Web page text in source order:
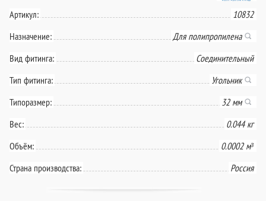
Артикул:
10832
Назначение:
Для полипропилена
Вид фитинга:
Соединительный
Тип фитинга:
Угольник
Типоразмер:
32 мм
Вес:
0.044 кг
Объём:
0.0002 м³
Страна производства:
Россия